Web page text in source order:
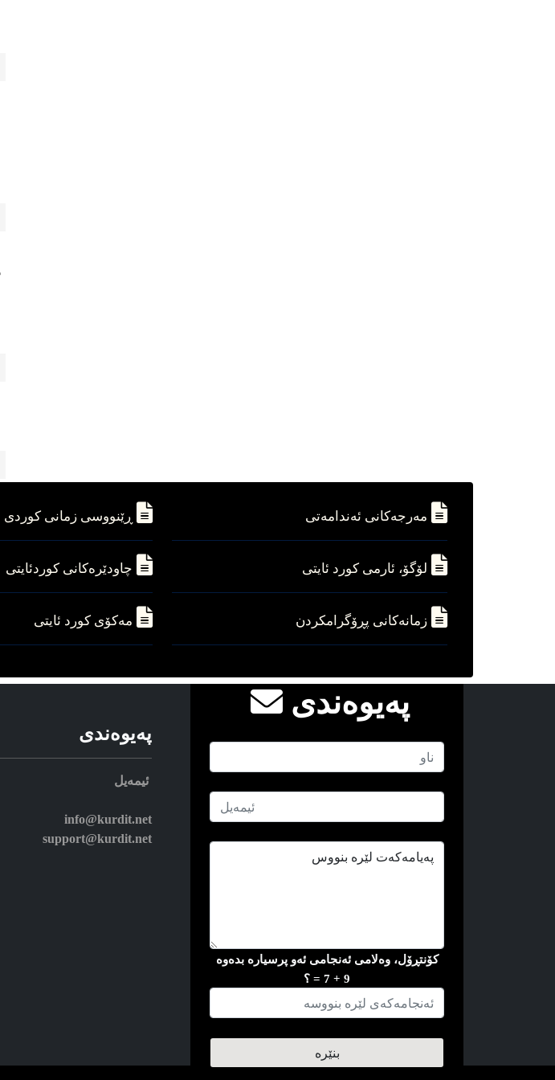
مه‌رجه‌کانی ئه‌ندامه‌تی ڕێنووسی زمانی کوردی
لۆگۆ، ئارمی کورد ئایتی چاودێره‌کانی کوردئایتی
زمانه‌کانی پڕۆگرامکردن مه‌کۆی کورد ئایتی
په‌یوه‌ندی
کۆنتڕۆل، وه‌لامی ئه‌نجامی ئه‌و پرسیاره‌ بده‌وه
9 + 7 = ؟
په‌یوه‌ندی
ئیمه‌یل
info@kurdit.net
support@kurdit.net